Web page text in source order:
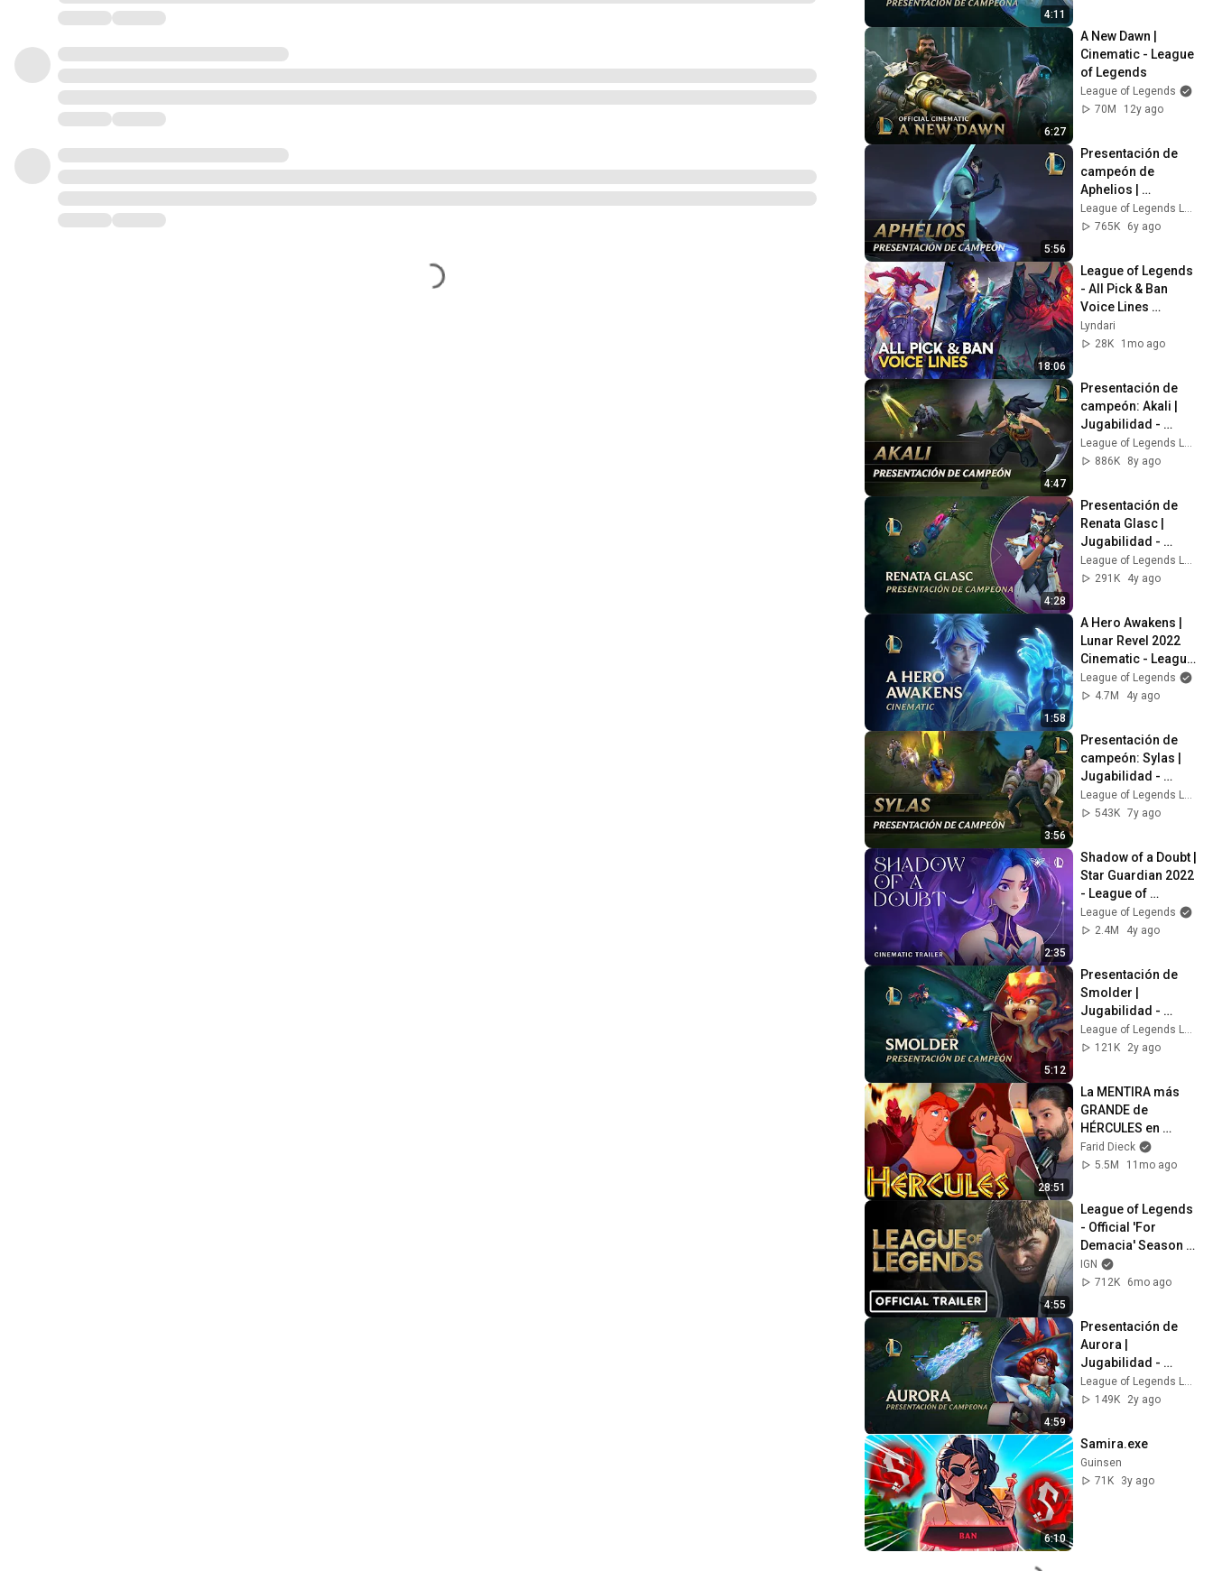
4:11
6:27
A New Dawn |
Cinematic - League
of Legends
League of Legends
70M
12y ago
5:56
Presentación de
campeón de
Aphelios |
Jugabilidad -
League of Legends
League of Legends Latinoamerica
765K
6y ago
18:06
League of Legends
- All Pick & Ban
Voice Lines
(+Locke)
Lyndari
28K
1mo ago
4:47
Presentación de
campeón: Akali |
Jugabilidad -
League of Legends
League of Legends Latinoamerica
886K
8y ago
4:28
Presentación de
Renata Glasc |
Jugabilidad -
League of LegendsLeague of Legends Latinoamerica
291K
4y ago
1:58
A Hero Awakens |
Lunar Revel 2022
Cinematic - League
of Legends
League of Legends
4.7M
4y ago
3:56
Presentación de
campeón: Sylas |
Jugabilidad -
League of LegendsLeague of Legends Latinoamerica
543K 7y ago
2:35
Shadow of a Doubt |
Star Guardian 2022
- League of
Legends
League of Legends
2.4M
4y ago
5:12
Presentación de
Smolder |
Jugabilidad -
League of LegendsLeague of Legends Latinoamerica
121K
2y ago
28:51
La MENTIRA más
GRANDE de
HÉRCULES en
DISNEY | Hércules |
Relato y
Farid Dieck
5.5M
11mo ago
4:55
League of Legends
- Official 'For
Demacia' Season 1
Cinematic Trailer
IGN
712K
6mo ago
4:59
Presentación de
Aurora |
Jugabilidad -
League of Legends
149K
2y ago
6:10
Samira.exe
Guinsen
71K
3y ago